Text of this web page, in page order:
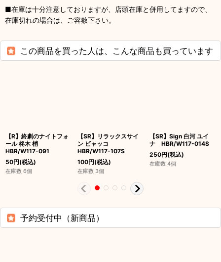
■在庫は十分注意しておりますが、店頭在庫と併用してますので、
在庫切れの場合は、ご容赦下さい。
この商品を買った人は、こんな商品も買っています
【R】終劇のナイトフォ
ール 柊木 梢
HBR/W117-091
50円(税込)
在庫数 6個
【SR】リラックスサイ
ン ビャッコ
HBR/W117-107S
100円(税込)
在庫数 3個
【SR】Sign 白河 ユイ
ナ HBR/W117-014S
250円(税込)
在庫数 4個
予約受付中（新商品）